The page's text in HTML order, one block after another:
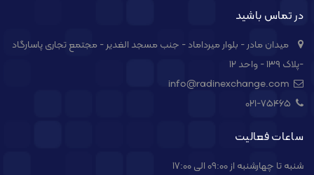
در تماس باشید
میدان مادر - بلوار میرداماد - جنب مسجد الغدیر - مجتمع تجاری پاسارگاد
-پلاک ۱۳۹ - واحد ۱۲
021-۷۵۴۶۵
ساعات فعالیت
شنبه تا چهارشنبه از 09:00 الی 17:00